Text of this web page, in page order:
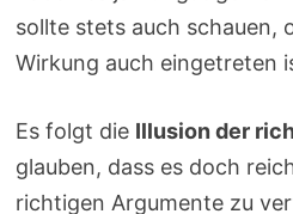
sollte stets auch schauen,
Wirkung auch eingetreten
Es folgt die Illusion der
glauben, dass es doch
richtigen Argumente zu